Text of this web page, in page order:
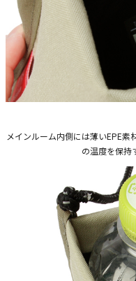
メインルーム内側には薄いEPE
の温度を保持